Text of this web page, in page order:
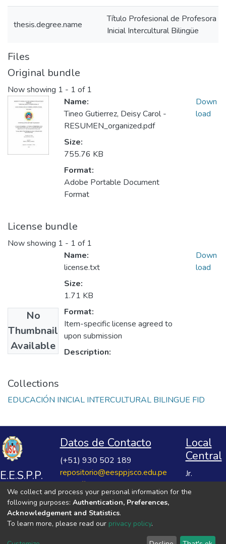
thesis.degree.name
Título Profesional de Profesora
Inicial Intercultural Bilingüe
Files
Original bundle
Now showing 1 - 1 of 1
Name:
Tineo Gutierrez, Deisy Carol -
RESUMEN_organized.pdf
Size:
755.76 KB
Format:
Adobe Portable Document
Format
Down
load
License bundle
Now showing 1 - 1 of 1
No
Thumbnail
Available
Name:
license.txt
Size:
1.71 KB
Format:
Item-specific license agreed to
upon submission
Description:
Down
load
Collections
EDUCACIÓN INICIAL INTERCULTURAL BILINGUE FID
E.E.S.P.P.
José
Salvador
Cavero
Ovalle
Datos de Contacto
(+51) 930 502 189
repositorio@eesppjsco.edu.pe
https://repositorio.eesppjsco.edu.pe
Local
Central
Jr.
No 624
We collect and process your personal information for the
following purposes: Authentication, Preferences,
Acknowledgement and Statistics.
To learn more, please read our privacy policy.